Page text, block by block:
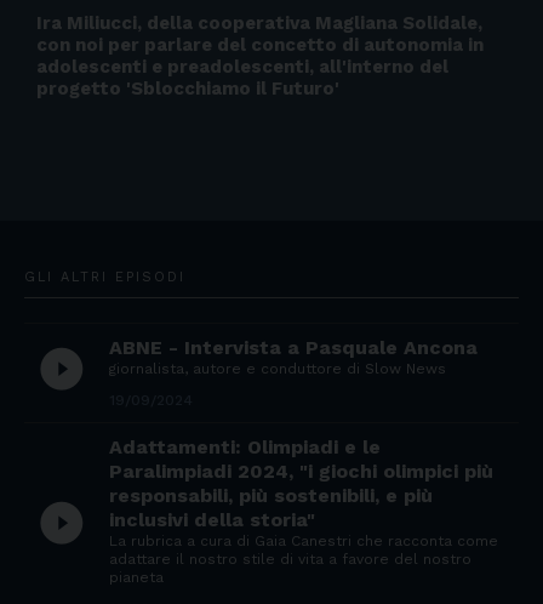
Ira Miliucci, della cooperativa Magliana Solidale,
con noi per parlare del concetto di autonomia in
adolescenti e preadolescenti, all'interno del
progetto 'Sblocchiamo il Futuro'
GLI ALTRI EPISODI
play_circle_filled ABNE - Intervista a Pasquale Ancona
giornalista, autore e conduttore di Slow News
play_circle_filled
Adattamenti: Olimpiadi e le
Paralimpiadi 2024, "i giochi olimpici più
responsabili, più sostenibili, e più
inclusivi della storia"
La rubrica a cura di Gaia Canestri che racconta come
adattare il nostro stile di vita a favore del nostro
pianeta